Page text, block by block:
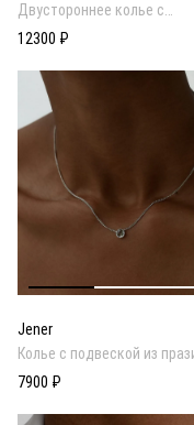
Двустороннее колье с
перламутром и ониксом
12300 ₽
Jener
Колье с подвеской из
7900 ₽